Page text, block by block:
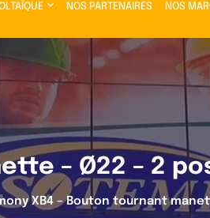
NOS PARTENAIRES NOS
– Ø22 – 2
XB4 – Bouton tournant